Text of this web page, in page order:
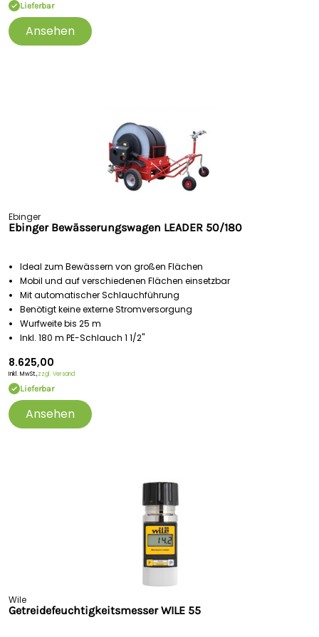
Lieferbar
Ansehen
Ebinger
Ebinger Bewässerungswagen LEADER 50/180
Ideal zum Bewässern von großen Flächen
Mobil und auf verschiedenen Flächen einsetzbar
Mit automatischer Schlauchführung
Benötigt keine externe Stromversorgung
Wurfweite bis 25 m
Inkl. 180 m PE-Schlauch 1 1/2"
8.625,00
Inkl. MwSt.,zzgl. Versand
Lieferbar
Ansehen
Wile
Getreidefeuchtigkeitsmesser WILE 55